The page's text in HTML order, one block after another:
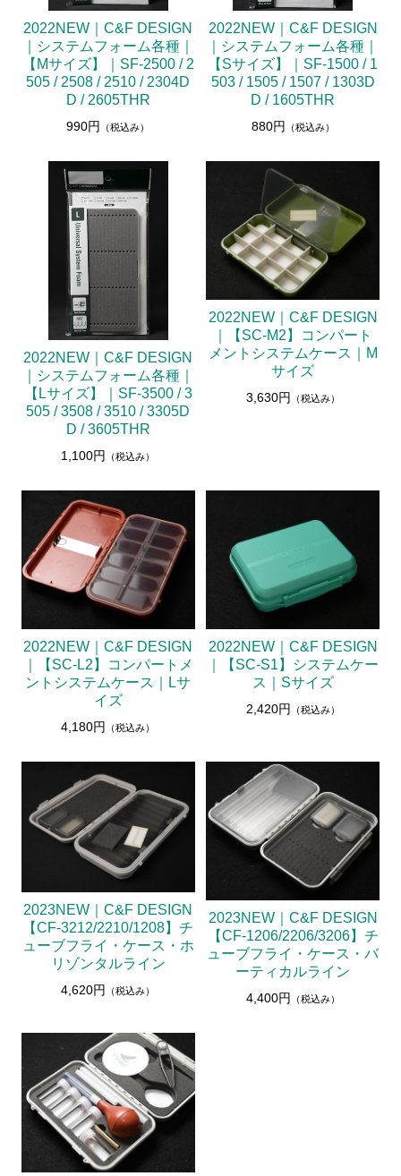
2022NEW｜C&F DESIGN
｜システムフォーム各種｜
【Mサイズ】｜SF-2500 / 2
505 / 2508 / 2510 / 2304D
D / 2605THR
990円 （税込み）
2022NEW｜C&F DESIGN
｜システムフォーム各種｜
【Sサイズ】｜SF-1500 / 1
503 / 1505 / 1507 / 1303D
D / 1605THR
880円 （税込み）
2022NEW｜C&F DESIGN
｜システムフォーム各種｜
【Lサイズ】｜SF-3500 / 3
505 / 3508 / 3510 / 3305D
D / 3605THR
1,100円 （税込み）
2022NEW｜C&F DESIGN
｜【SC-M2】コンパート
メントシステムケース｜M
サイズ
3,630円 （税込み）
2022NEW｜C&F DESIGN
｜【SC-L2】コンパートメ
ントシステムケース｜Lサ
イズ
4,180円 （税込み）
2022NEW｜C&F DESIGN
｜【SC-S1】システムケー
ス｜Sサイズ
2,420円 （税込み）
2023NEW｜C&F DESIGN
【CF-3212/2210/1208】チ
ューブフライ・ケース・ホ
リゾンタルライン
4,620円 （税込み）
2023NEW｜C&F DESIGN
【CF-1206/2206/3206】チ
ューブフライ・ケース・バ
ーティカルライン
4,400円 （税込み）